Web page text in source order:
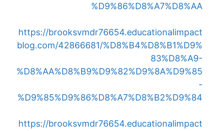
%D9%86%D8%A7%D8%AA
https://brooksvmdr76654.educationalimpact
blog.com/42866681/%D8%B4%D8%B1%D9%
83%D8%A9-
%D8%AA%D8%B9%D9%82%D9%8A%D9%85
-
%D9%85%D9%86%D8%A7%D8%B2%D9%84
https://brooksvmdr76654.educationalimpact